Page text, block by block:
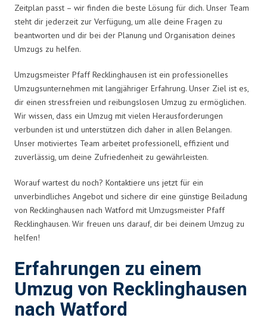
Zeitplan passt – wir finden die beste Lösung für dich. Unser Team
steht dir jederzeit zur Verfügung, um alle deine Fragen zu
beantworten und dir bei der Planung und Organisation deines
Umzugs zu helfen.
Umzugsmeister Pfaff Recklinghausen ist ein professionelles
Umzugsunternehmen mit langjähriger Erfahrung. Unser Ziel ist es,
dir einen stressfreien und reibungslosen Umzug zu ermöglichen.
Wir wissen, dass ein Umzug mit vielen Herausforderungen
verbunden ist und unterstützen dich daher in allen Belangen.
Unser motiviertes Team arbeitet professionell, effizient und
zuverlässig, um deine Zufriedenheit zu gewährleisten.
Worauf wartest du noch? Kontaktiere uns jetzt für ein
unverbindliches Angebot und sichere dir eine günstige Beiladung
von Recklinghausen nach Watford mit Umzugsmeister Pfaff
Recklinghausen. Wir freuen uns darauf, dir bei deinem Umzug zu
helfen!
Erfahrungen zu einem
Umzug von Recklinghausen
nach Watford